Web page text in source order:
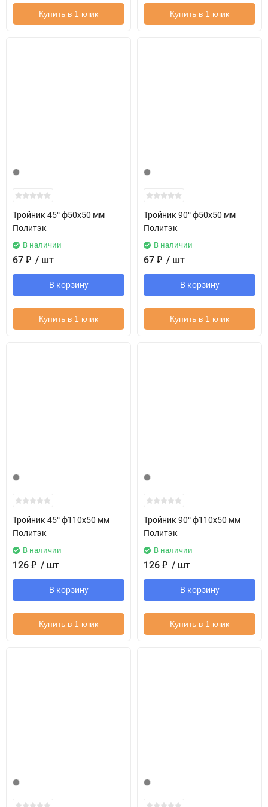
Купить в 1 клик Купить в 1 клик
Тройник 45° ф50х50 мм
Политэк
В наличии
67 ₽ / шт
В корзину
Купить в 1 клик
Тройник 90° ф50х50 мм
Политэк
В наличии
67 ₽ / шт
В корзину
Купить в 1 клик
Тройник 45° ф110х50 мм
Политэк
В наличии
126 ₽ / шт
В корзину
Купить в 1 клик
Тройник 90° ф110х50 мм
Политэк
В наличии
126 ₽ / шт
В корзину
Купить в 1 клик